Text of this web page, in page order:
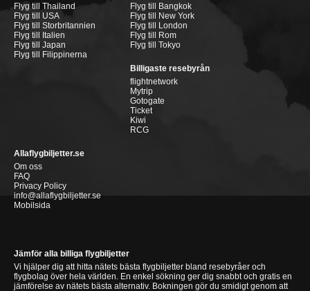
Flyg till Thailand
Flyg till USA
Flyg till Storbritannien
Flyg till Italien
Flyg till Japan
Flyg till Filippinerna
Flyg till Bangkok
Flyg till New York
Flyg till London
Flyg till Rom
Flyg till Tokyo
Billigaste resebyrån
flightnetwork
Mytrip
Gotogate
Ticket
Kiwi
RCG
Allaflygbiljetter.se
Om oss
FAQ
Privacy Policy
info@allaflygbiljetter.se
Mobilsida
Jämför alla billiga flygbiljetter
Vi hjälper dig att hitta nätets bästa flygbiljetter bland resebyråer och
flygbolag över hela världen. En enkel sökning ger dig snabbt och gratis en
jämförelse av nätets bästa alternativ. Bokningen gör du smidigt genom att